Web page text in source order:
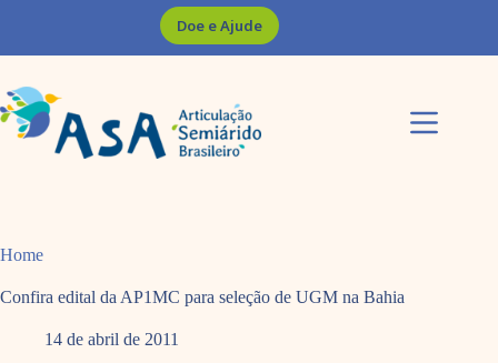
Doe e Ajude
Home
Confira edital da AP1MC para seleção de UGM na Bahia
14 de abril de 2011